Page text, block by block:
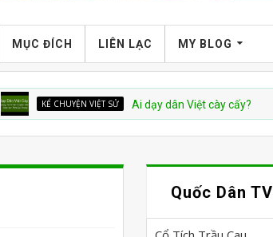
MỤC ĐÍCH LIÊN LẠC MY BLOG
KỂ CHUYỆN VIỆT SỬ Ai dạy dân Việt cày cấy?
Quốc Dân TV